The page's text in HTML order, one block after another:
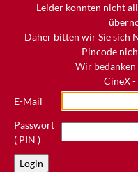
Leider konnten nicht
Daher bitten wir Sie sich
Pincode
Wir
CineX
E-Mail
Passwort
( PIN )